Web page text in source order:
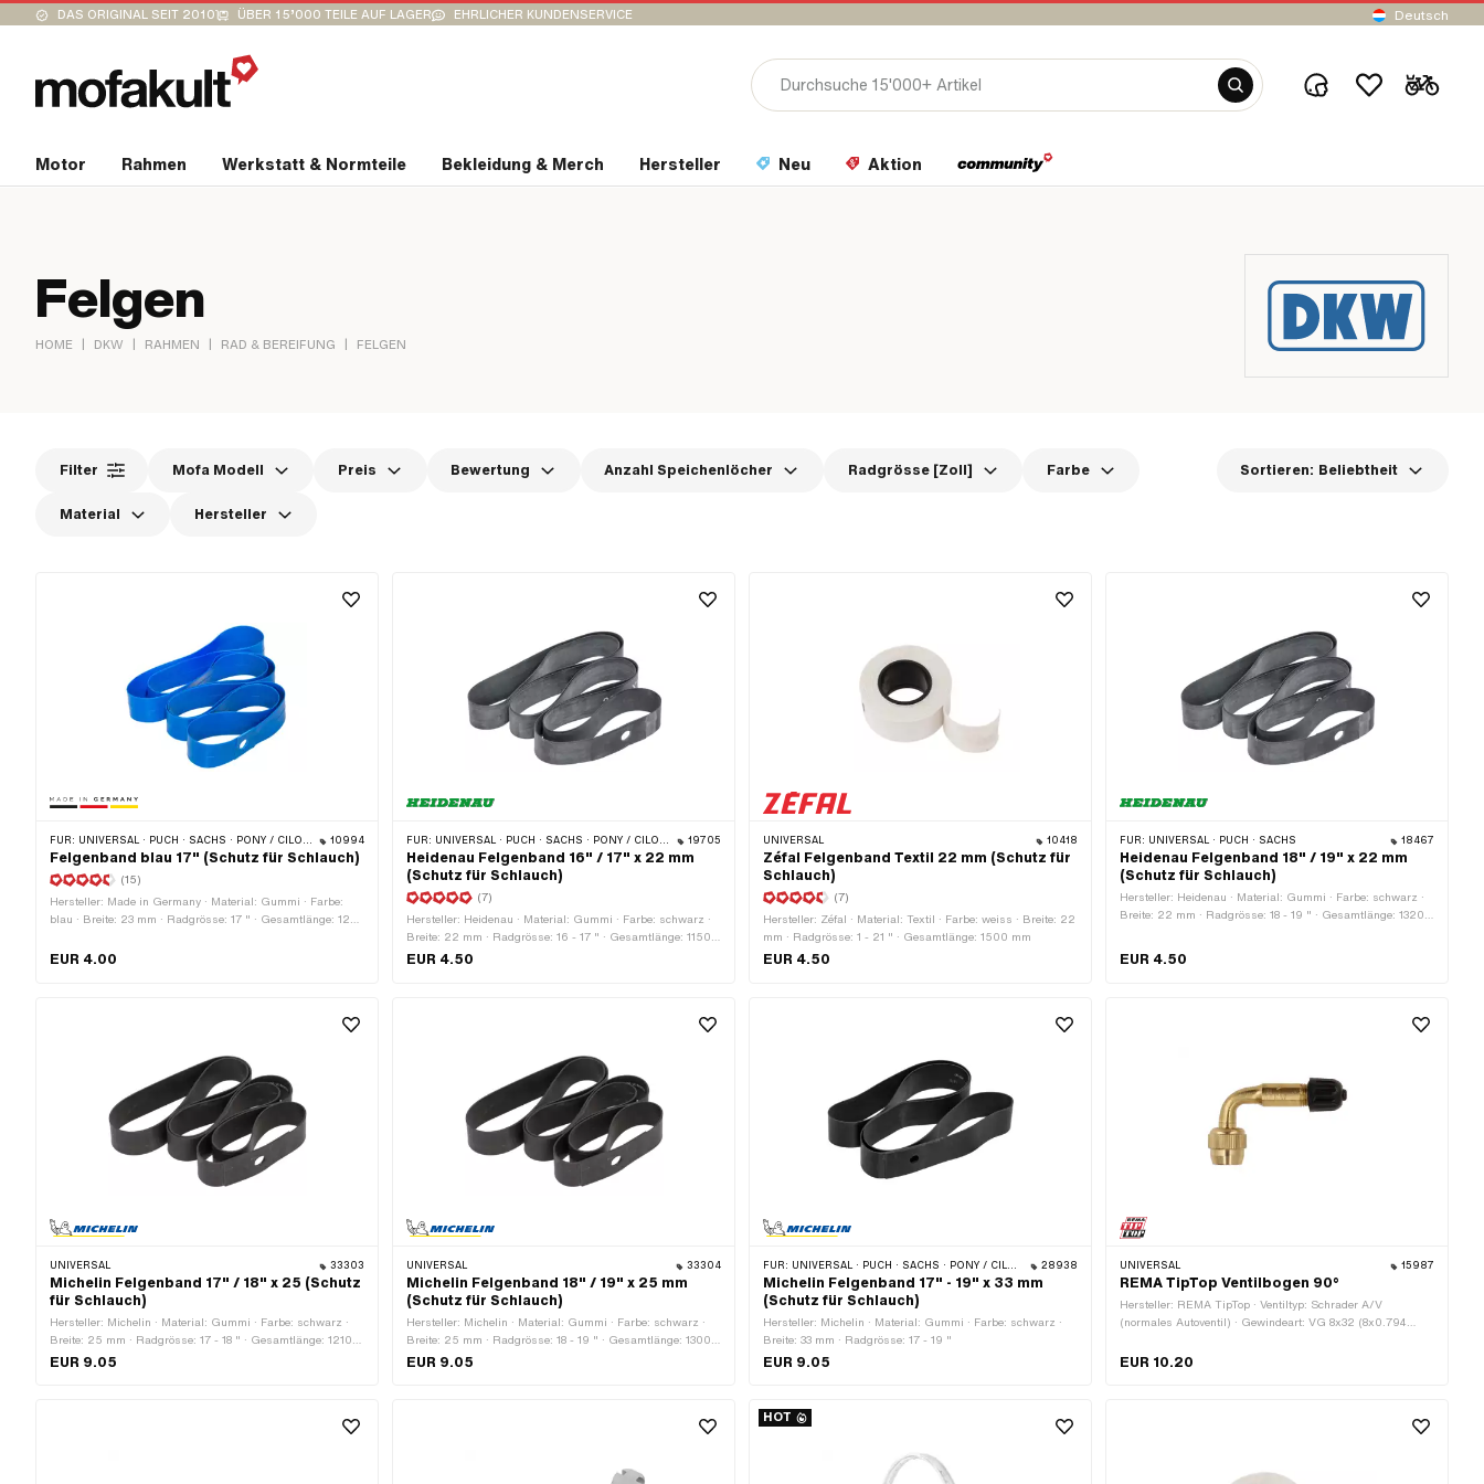
DAS ORIGINAL SEIT 2010 ÜBER 15’000 TEILE AUF LAGER EHRLICHER KUNDENSERVICE Deutsch
Motor Rahmen Werkstatt & Normteile Bekleidung & Merch Hersteller Neu Aktion
Felgen
HOME | DKW | RAHMEN | RAD & BEREIFUNG | FELGEN
Filter Mofa Modell Preis Bewertung Anzahl Speichenlöcher Radgrösse [Zoll] Farbe
Material Hersteller
Sortieren: Beliebtheit
FÜR: UNIVERSAL · PUCH · SACHS · PONY / CILO (BETA 521 & 512) · PIAGGIO · ZÜNDAPP BELMONDO · TOMOS 10994
Felgenband blau 17" (Schutz für Schlauch)
(15)
Hersteller: Made in Germany · Material: Gummi · Farbe:
blau · Breite: 23 mm · Radgrösse: 17 " · Gesamtlänge: 1280
EUR 4.00
FÜR: UNIVERSAL · PUCH · SACHS · PONY / CILO (BETA 521 & 512) · PIAGGIO · ZÜNDAPP BELMONDO · TOMOS · BYE BIKE · ALPA CHOPPER / TURBO · CILO 19705
Heidenau Felgenband 16" / 17" x 22 mm
(Schutz für Schlauch)
(7)
Hersteller: Heidenau · Material: Gummi · Farbe: schwarz ·
Breite: 22 mm · Radgrösse: 16 - 17 " · Gesamtlänge: 1150
mm
EUR 4.50
UNIVERSAL 10418
Zéfal Felgenband Textil 22 mm (Schutz für
Schlauch)
(7)
Hersteller: Zéfal · Material: Textil · Farbe: weiss · Breite: 22
mm · Radgrösse: 1 - 21 " · Gesamtlänge: 1500 mm
EUR 4.50
FÜR: UNIVERSAL · PUCH · SACHS 18467
Heidenau Felgenband 18" / 19" x 22 mm
(Schutz für Schlauch)
Hersteller: Heidenau · Material: Gummi · Farbe: schwarz ·
Breite: 22 mm · Radgrösse: 18 - 19 " · Gesamtlänge: 1320
EUR 4.50
UNIVERSAL 33303
Michelin Felgenband 17" / 18" x 25 (Schutz
für Schlauch)
Hersteller: Michelin · Material: Gummi · Farbe: schwarz ·
Breite: 25 mm · Radgrösse: 17 - 18 " · Gesamtlänge: 1210
mm
EUR 9.05
UNIVERSAL 33304
Michelin Felgenband 18" / 19" x 25 mm
(Schutz für Schlauch)
Hersteller: Michelin · Material: Gummi · Farbe: schwarz ·
Breite: 25 mm · Radgrösse: 18 - 19 " · Gesamtlänge: 1300
mm
EUR 9.05
FÜR: UNIVERSAL · PUCH · SACHS · PONY / CILO (BETA 521 & 512) · PIAGGIO · ZÜNDAPP BELMONDO · BYE BIKE 28938
Michelin Felgenband 17" - 19" x 33 mm
(Schutz für Schlauch)
Hersteller: Michelin · Material: Gummi · Farbe: schwarz ·
Breite: 33 mm · Radgrösse: 17 - 19 "
EUR 9.05
UNIVERSAL 15987
REMA TipTop Ventilbogen 90°
Hersteller: REMA TipTop · Ventiltyp: Schrader A/V
(normales Autoventil) · Gewindeart: VG 8x32 (8x0.794
EUR 10.20
HOT